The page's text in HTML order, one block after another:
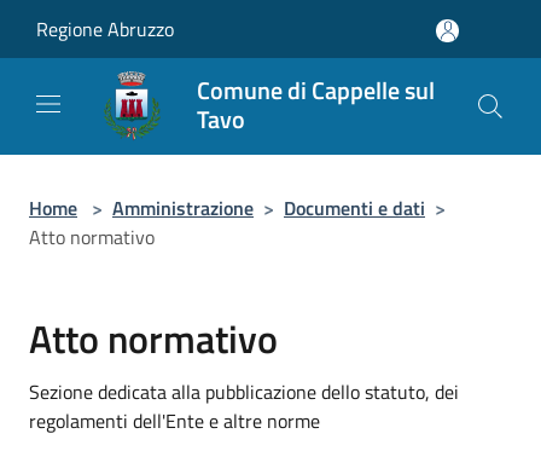
Regione Abruzzo
Comune di Cappelle sul
Tavo
Home > Amministrazione > Documenti e dati >
Atto normativo
Atto normativo
Sezione dedicata alla pubblicazione dello statuto, dei
regolamenti dell'Ente e altre norme